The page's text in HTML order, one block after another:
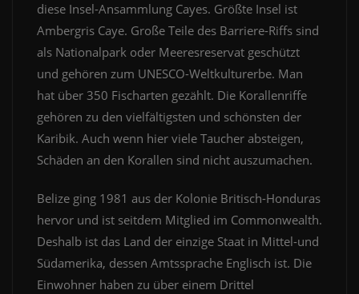
diese Insel-Ansammlung Cayes. Größte Insel ist
Ambergris Caye. Große Teile des Barriere-Riffs sind
als Nationalpark oder Meeresreservat geschützt
und gehören zum UNESCO-Weltkulturerbe. Man
hat über 350 Fischarten gezählt. Die Korallenriffe
gehören zu den vielfältigsten und schönsten der
Karibik. Auch wenn hier viele Taucher absteigen,
Schäden an den Korallen sind nicht auszumachen.
Belize ging 1981 aus der Kolonie Britisch-Honduras
hervor und ist seitdem Mitglied im Commonwealth.
Deshalb ist das Land der einzige Staat in Mittel-und
Südamerika, dessen Amtssprache Englisch ist. Die
Einwohner haben zu über einem Drittel